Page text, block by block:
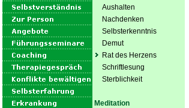
Aushalten
Nachdenken
Selbsterkenntnis
Demut
Rat des Herzens
Schriftlesung
Sterblichkeit
Meditation